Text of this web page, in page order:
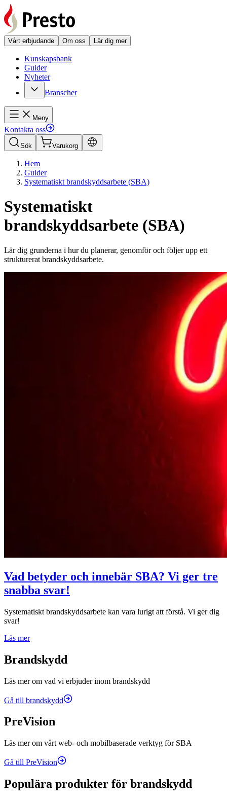
Vårt erbjudande Om oss Lär dig mer
Kunskapsbank
Guider
Nyheter
Branscher
Meny
Kontakta oss
Sök Varukorg
Hem
Guider
Systematiskt brandskyddsarbete (SBA)
Systematiskt
brandskyddsarbete (SBA)
Lär dig grunderna i hur du planerar, genomför och följer upp ett
strukturerat brandskyddsarbete.
Vad betyder och innebär SBA? Vi ger tre
snabba svar!
Systematiskt brandskyddsarbete kan vara lurigt att förstå. Vi ger dig
svar!
Läs mer
Brandskydd
Läs mer om vad vi erbjuder inom brandskydd
Gå till brandskydd
PreVision
Läs mer om vårt web- och mobilbaserade verktyg för SBA
Gå till PreVision
Populära produkter för brandskydd